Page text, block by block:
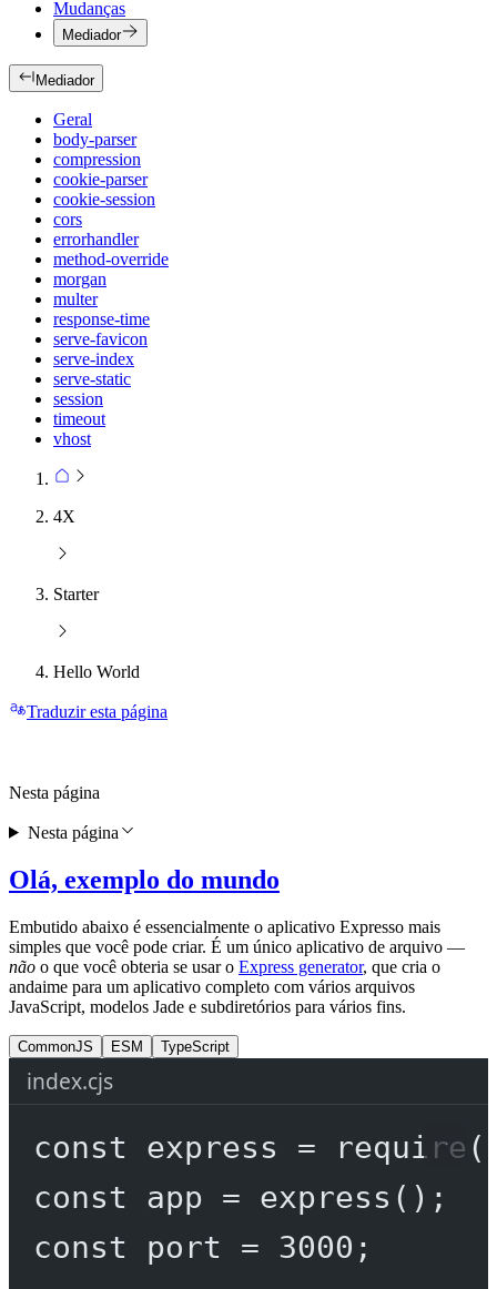
Mudanças
Mediador
Mediador
Geral
body-parser
compression
cookie-parser
cookie-session
cors
errorhandler
method-override
morgan
multer
response-time
serve-favicon
serve-index
serve-static
session
timeout
vhost
4X
Starter
Hello World
Traduzir esta página
Olá, exemplo do mundo
Embutido abaixo é essencialmente o aplicativo Expresso mais
simples que você pode criar. É um único aplicativo de arquivo —
não o que você obteria se usar o Express generator, que cria o
andaime para um aplicativo completo com vários arquivos
JavaScript, modelos Jade e subdiretórios para vários fins.
CommonJS ESM TypeScript
index.cjs
const express = require (
const
app = express ();
const
port = 3000 ;
Nesta página
Nesta página